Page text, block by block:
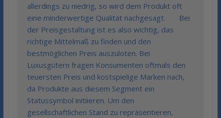
allerdings zu niedrig, so wird dem Produkt oft
eine minderwertige Qualität nachgesagt. Bei
der Preisgestaltung ist es also wichtig, das
richtige Mittelmaß zu finden und den
bestmöglichen Preis auszuloten. Bei
Luxusgütern fragen Konsumenten oftmals den
teuersten Preis und kostspielige Marken nach,
da Produkte aus diesem Segment ein
Statussymbol initiieren. Um den
gesellschaftlichen Stand zu repräsentieren,